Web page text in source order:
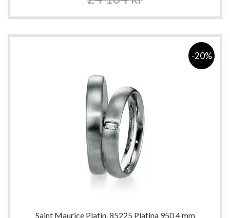
-20%
Saint Maurice Platin, 85225 Platina 950 4 mm